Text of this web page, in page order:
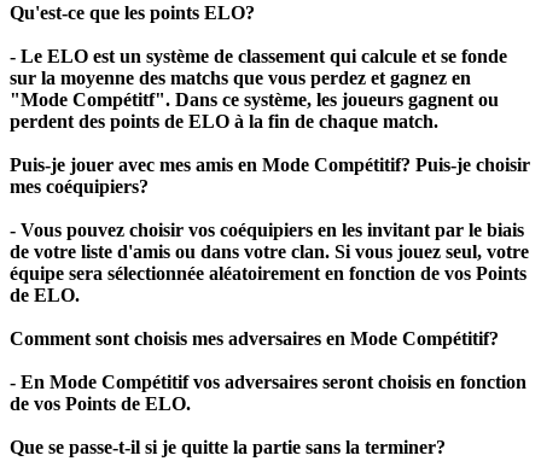
Qu'est-ce que les points ELO?
- Le ELO est un système de classement qui calcule et se fonde
sur la moyenne des matchs que vous perdez et gagnez en
"Mode Compétitf". Dans ce système, les joueurs gagnent ou
perdent des points de ELO à la fin de chaque match.
Puis-je jouer avec mes amis en Mode Compétitif? Puis-je choisir
mes coéquipiers?
- Vous pouvez choisir vos coéquipiers en les invitant par le biais
de votre liste d'amis ou dans votre clan. Si vous jouez seul, votre
équipe sera sélectionnée aléatoirement en fonction de vos Points
de ELO.
Comment sont choisis mes adversaires en Mode Compétitif?
- En Mode Compétitif vos adversaires seront choisis en fonction
de vos Points de ELO.
Que se passe-t-il si je quitte la partie sans la terminer?